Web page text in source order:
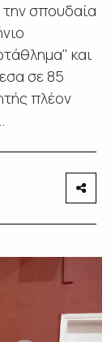
την σπουδαία
και
σε 85
πλέον